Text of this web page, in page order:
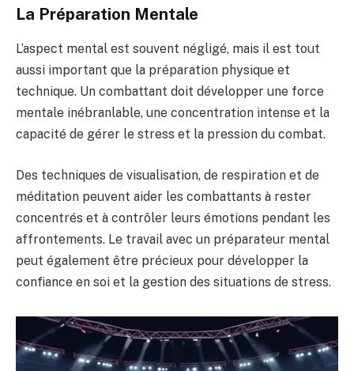
La Préparation Mentale
L’aspect mental est souvent négligé, mais il est tout
aussi important que la préparation physique et
technique. Un combattant doit développer une force
mentale inébranlable, une concentration intense et la
capacité de gérer le stress et la pression du combat.
Des techniques de visualisation, de respiration et de
méditation peuvent aider les combattants à rester
concentrés et à contrôler leurs émotions pendant les
affrontements. Le travail avec un préparateur mental
peut également être précieux pour développer la
confiance en soi et la gestion des situations de stress.